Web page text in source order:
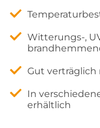
Witterungs-,
Gut
In
erhältlich